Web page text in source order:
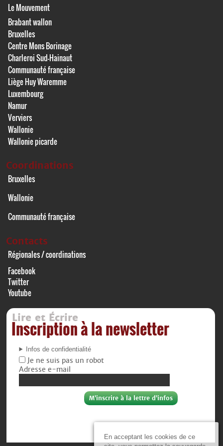
En acceptant les cookies de ce
Le Mouvement
Brabant wallon
Bruxelles
Centre Mons Borinage
Charleroi Sud-Hainaut
Communauté française
Liège Huy Waremme
Luxembourg
Namur
Verviers
Wallonie
Wallonie picarde
Coordinations
Bruxelles
Wallonie
Communauté française
Contacts
Régionales / coordinations
Facebook
Twitter
Youtube
Lire et Écrire
Inscription à la newsletter
Infos de confidentialité
Je ne suis pas un robot
Adresse e-mail